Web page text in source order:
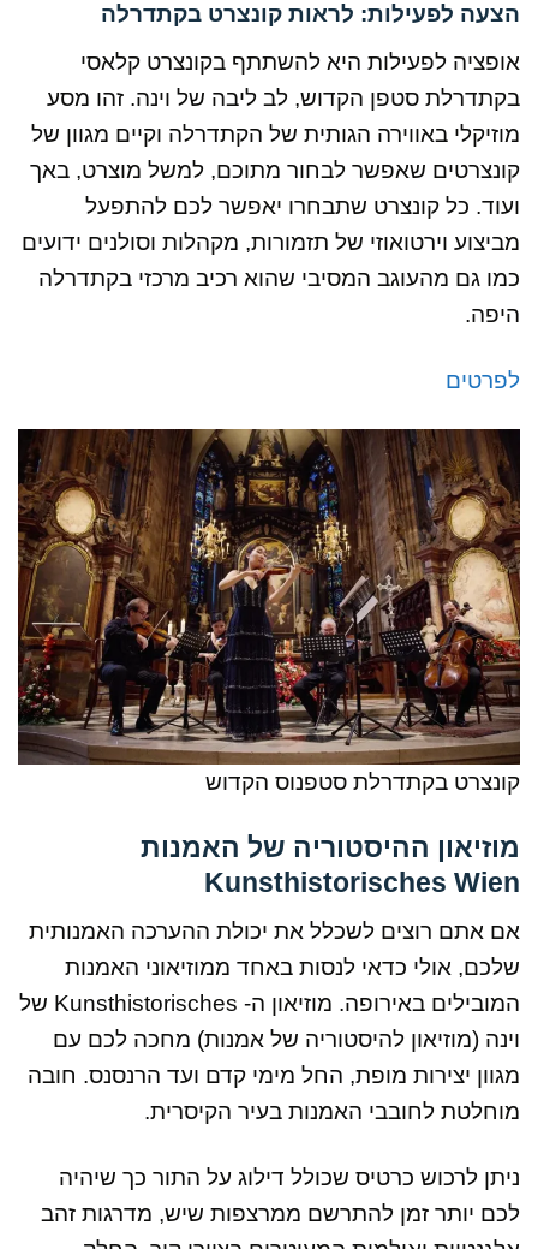
הצעה לפעילות: לראות קונצרט בקתדרלה
אופציה לפעילות היא להשתתף בקונצרט קלאסי
בקתדרלת סטפן הקדוש, לב ליבה של וינה. זהו מסע
מוזיקלי באווירה הגותית של הקתדרלה וקיים מגוון של
קונצרטים שאפשר לבחור מתוכם, למשל מוצרט, באך
ועוד. כל קונצרט שתבחרו יאפשר לכם להתפעל
מביצוע וירטואוזי של תזמורות, מקהלות וסולנים ידועים
כמו גם מהעוגב המסיבי שהוא רכיב מרכזי בקתדרלה
היפה.
לפרטים
קונצרט בקתדרלת סטפנוס הקדוש
מוזיאון ההיסטוריה של האמנות
Kunsthistorisches Wien
אם אתם רוצים לשכלל את יכולת ההערכה האמנותית
שלכם, אולי כדאי לנסות באחד ממוזיאוני האמנות
המובילים באירופה. מוזיאון ה- Kunsthistorisches של
וינה (מוזיאון להיסטוריה של אמנות) מחכה לכם עם
מגוון יצירות מופת, החל מימי קדם ועד הרנסנס. חובה
מוחלטת לחובבי האמנות בעיר הקיסרית.
ניתן לרכוש כרטיס שכולל דילוג על התור כך שיהיה
לכם יותר זמן להתרשם ממרצפות שיש, מדרגות זהב